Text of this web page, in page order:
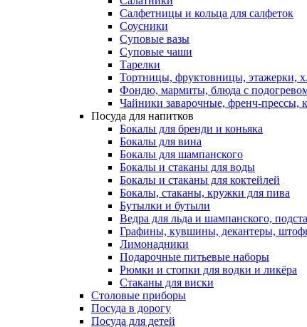
Салфетницы и кольца для салфеток
Соусники
Суповые вазы
Суповые чаши
Тарелки
Тортницы, фруктовницы, этажерки,
Фондю, мармиты, блюда с
Чайники заварочные, френч-прессы,
Посуда для напитков
Бокалы для бренди и коньяка
Бокалы для вина
Бокалы для шампанского
Бокалы и стаканы для воды
Бокалы и стаканы для коктейлей
Бокалы, стаканы, кружки для пива
Бутылки и бутыли
Ведра для льда и шампанского,
Графины, кувшины, декантеры,
Лимонадники
Подарочные питьевые наборы
Рюмки и стопки для водки и ликёра
Стаканы для виски
Столовые приборы
Посуда в дорогу
Посуда для детей